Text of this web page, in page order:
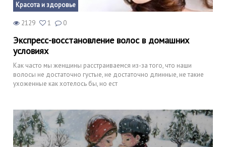
Красота и здоровье
2129 1 0
Экспресс-восстановление волос в домашних
условиях
Как часто мы женщины расстраиваемся из-за того, что наши
волосы не достаточно густые, не достаточно длинные, не такие
ухоженные как хотелось бы, но ест